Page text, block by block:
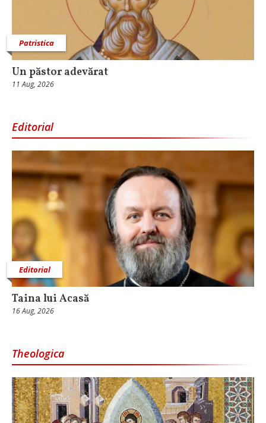
Patristica
Un păstor adevărat
11 Aug, 2026
Editorial
Editorial
Taina lui Acasă
16 Aug, 2026
Theologica